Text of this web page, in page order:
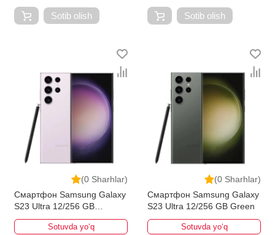
Sotib olish Sotib olish
(0 Sharhlar)
Смартфон Samsung Galaxy
S23 Ultra 12/256 GB
Lavender
Sotuvda yo‘q
(0 Sharhlar)
Смартфон Samsung Galaxy
S23 Ultra 12/256 GB Green
Sotuvda yo‘q